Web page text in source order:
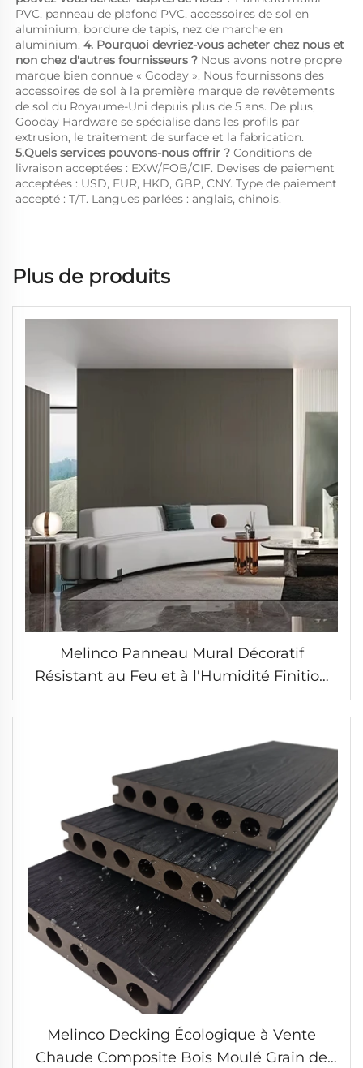
PVC, panneau de plafond PVC, accessoires de sol en
aluminium, bordure de tapis, nez de marche en
aluminium. 4. Pourquoi devriez-vous acheter chez nous et
non chez d'autres fournisseurs ? Nous avons notre propre
marque bien connue « Gooday ». Nous fournissons des
accessoires de sol à la première marque de revêtements
de sol du Royaume-Uni depuis plus de 5 ans. De plus,
Gooday Hardware se spécialise dans les profils par
5.Quels services pouvons-nous offrir ? Conditions de
livraison acceptées : EXW/FOB/CIF. Devises de paiement
acceptées : USD, EUR, HKD, GBP, CNY. Type de paiement
accepté : T/T. Langues parlées : anglais, chinois.
Plus de produits
Melinco Panneau Mural Décoratif
Résistant au Feu et à l'Humidité Finition
Aspect Bois Installation Rapide pour Hôtel
Villa Bureau Bâtiment
Melinco Decking Écologique à Vente
Chaude Composite Bois Moulé Grain de